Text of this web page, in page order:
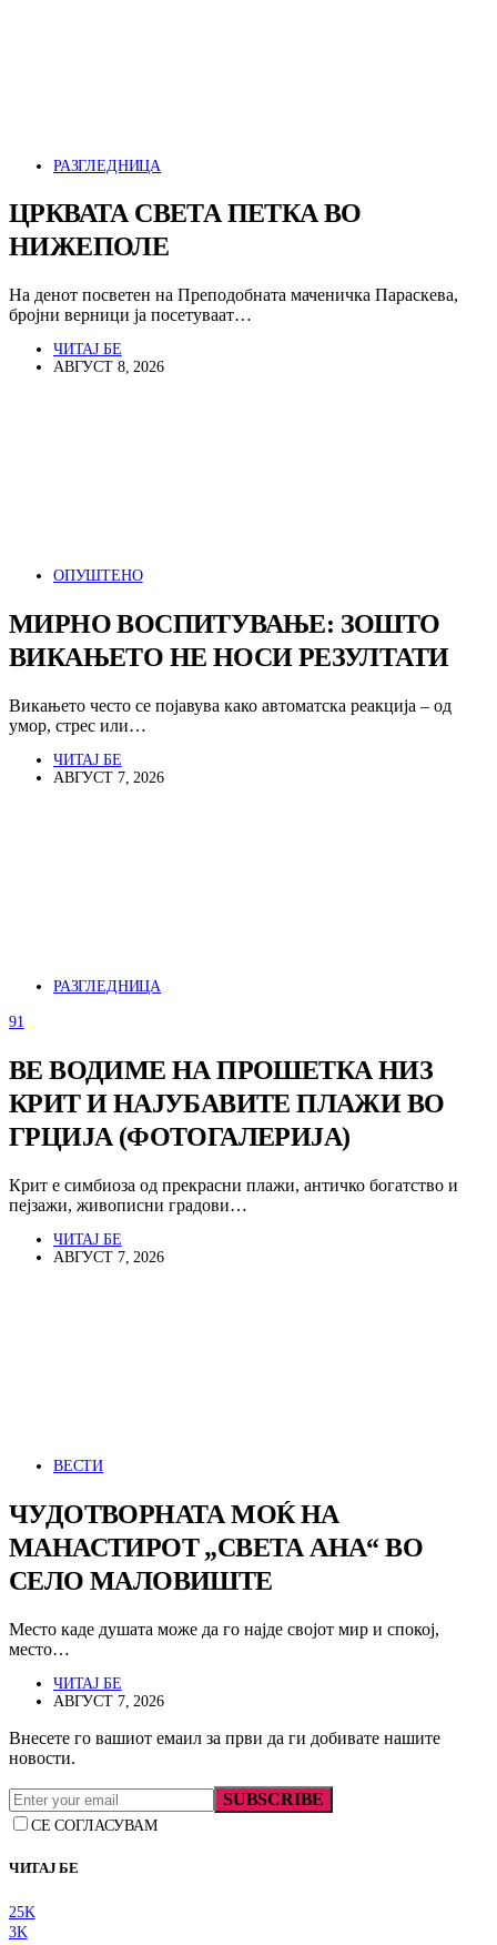
РАЗГЛЕДНИЦА
ЦРКВАТА СВЕТА ПЕТКА ВО
НИЖЕПОЛЕ
На денот посветен на Преподобната маченичка Параскева,
бројни верници ја посетуваат…
ЧИТАЈ БЕ
АВГУСТ 8, 2026
ОПУШТЕНО
МИРНО ВОСПИТУВАЊЕ: ЗОШТО
ВИКАЊЕТО НЕ НОСИ РЕЗУЛТАТИ
Викањето често се појавува како автоматска реакција – од
умор, стрес или…
ЧИТАЈ БЕ
АВГУСТ 7, 2026
РАЗГЛЕДНИЦА
91
ВЕ ВОДИМЕ НА ПРОШЕТКА НИЗ
КРИТ И НАЈУБАВИТЕ ПЛАЖИ ВО
ГРЦИЈА (ФОТОГАЛЕРИЈА)
Крит е симбиоза од прекрасни плажи, античко богатство и
пејзажи, живописни градови…
ЧИТАЈ БЕ
АВГУСТ 7, 2026
ВЕСТИ
ЧУДОТВОРНАТА МОЌ НА
МАНАСТИРОТ „СВЕТА АНА“ ВО
СЕЛО МАЛОВИШТЕ
Место каде душата може да го најде својот мир и спокој,
место…
ЧИТАЈ БЕ
АВГУСТ 7, 2026
Внесете го вашиот емаил за први да ги добивате нашите
новости.
SUBSCRIBE
СЕ СОГЛАСУВАМ
ЧИТАЈ БЕ
25K
3K